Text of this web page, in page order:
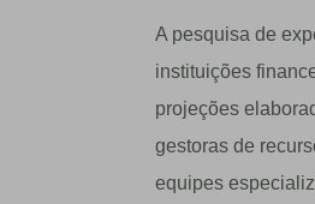
A pesquisa de
instituições
projeções
gestoras de
equipes